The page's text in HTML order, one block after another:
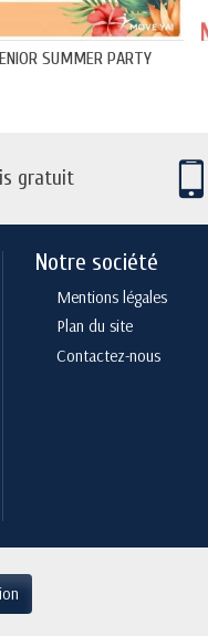
SUMMER PARTY
gratuit
Notre société
Mentions légales
Plan du site
Contactez-nous